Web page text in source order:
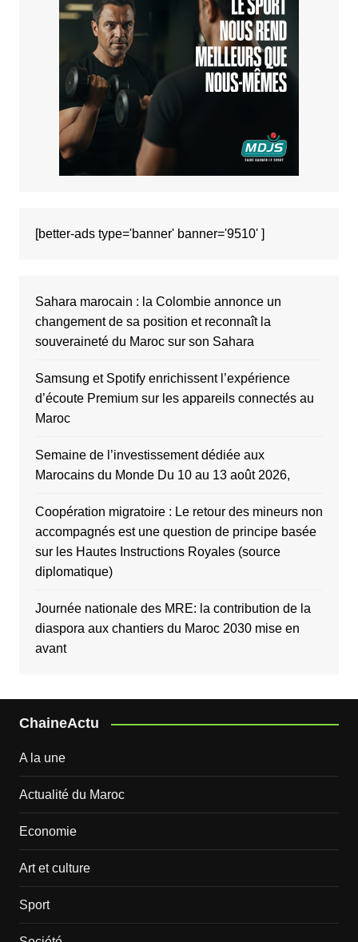
[better-ads type='banner' banner='9510' ]
Sahara marocain : la Colombie annonce un
changement de sa position et reconnaît la
souveraineté du Maroc sur son Sahara
Samsung et Spotify enrichissent l’expérience
d’écoute Premium sur les appareils connectés au
Maroc
Semaine de l’investissement dédiée aux
Marocains du Monde Du 10 au 13 août 2026,
Coopération migratoire : Le retour des mineurs non
accompagnés est une question de principe basée
sur les Hautes Instructions Royales (source
diplomatique)
Journée nationale des MRE: la contribution de la
diaspora aux chantiers du Maroc 2030 mise en
avant
ChaineActu
A la une
Actualité du Maroc
Economie
Art et culture
Sport